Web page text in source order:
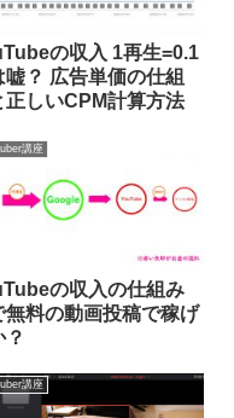
の収入 1再生=0.1
嘘？ 広告単価の仕組
正しいCPM計算方法
講座
の収入の仕組み
無料の動画投稿で稼げ
？
講座